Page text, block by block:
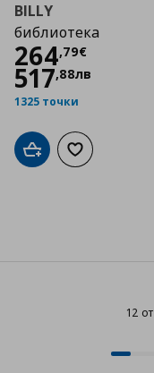
BILLY
библиотека
264,79€
Цена
517,88лв
1325 точки
Добави в кошницата
Добави към
12